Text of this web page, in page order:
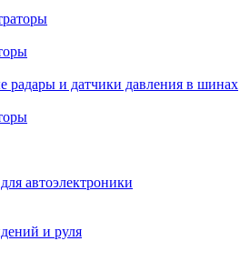
радары и датчики давления в шинах
автоэлектроники
и руля